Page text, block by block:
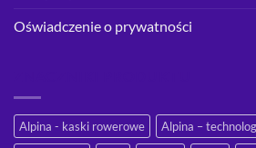
Oświadczenie o prywatności
Alpina - kaski rowerowe
Alpina –